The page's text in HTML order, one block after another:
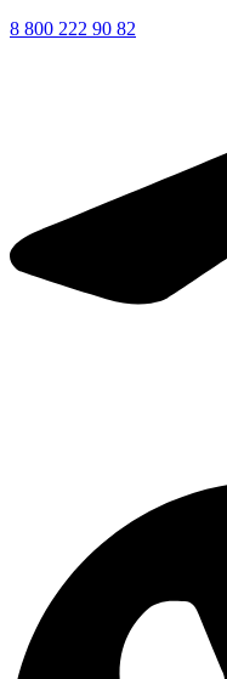
8 800 222 90 82